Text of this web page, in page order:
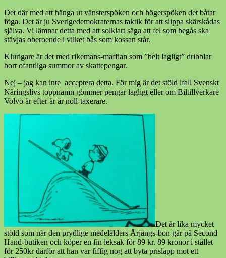
Det där med att hänga ut vänsterspöken och högerspöken det båtar
föga. Det är ju Sverigedemokraternas taktik för att slippa skärskådas
själva. Vi lämnar detta med att solklart säga att fel som begås ska
stävjas oberoende i vilket bås som kossan står.
Klurigare är det med rikemans-maffian som ”helt lagligt” dribblar
bort ofantliga summor av skattepengar.
Nej – jag kan inte acceptera detta. För mig är det stöld ifall Svenskt
Näringslivs toppnamn gömmer pengar lagligt eller om Biltillverkare
Volvo år efter år är noll-taxerare.
Det är lika mycket
stöld som när den prydlige medelålders Årjängs-bon går på Second
Hand-butiken och köper en fin leksak för 89 kr. 89 kronor i stället
för 250kr därför att han var fiffig nog att byta prislapp mot ett